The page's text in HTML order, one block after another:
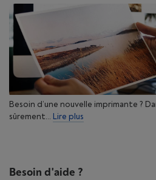
Besoin d’une nouvelle imprimante ?
sûrement... Lire plus
Besoin d'aide ?